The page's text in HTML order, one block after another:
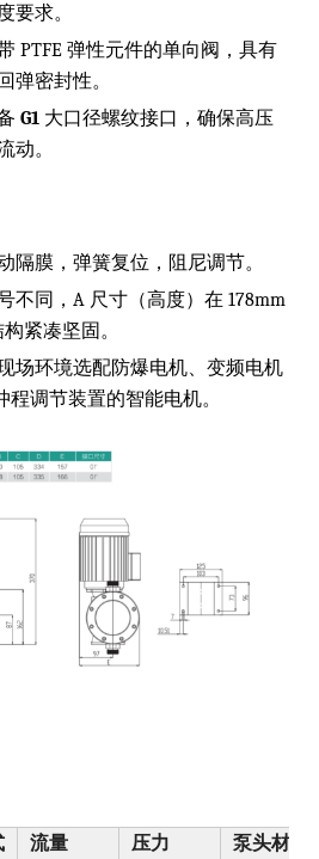
要求。
PTFE 弹性元件的单向阀，具有
弹密封性。
G1 大口径螺纹接口，确保高压
动。
隔膜，弹簧复位，阻尼调节。
不同，A 尺寸（高度）在 178mm
紧凑坚固。
场环境选配防爆电机、变频电机
程调节装置的智能电机。
流量 压力 泵头材质